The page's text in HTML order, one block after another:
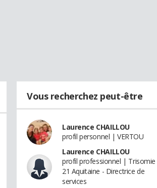
Vous recherchez peut-être
Laurence CHAILLOU
profil personnel | VERTOU
Laurence CHAILLOU
profil professionnel | Trisomie
21 Aquitaine - Directrice de
services